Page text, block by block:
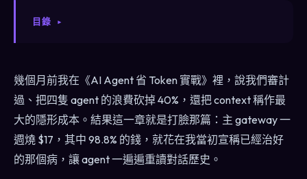
目錄
幾個月前我在《AI Agent 省 Token 實戰》裡，說我們審計
過、把四隻 agent 的浪費砍掉 40%，還把 context 稱作最
大的隱形成本。結果這一章就是打臉那篇：主 gateway 一
週燒 $17，其中 98.8% 的錢，就花在我當初宣稱已經治好
的那個病，讓 agent 一遍遍重讀對話歷史。